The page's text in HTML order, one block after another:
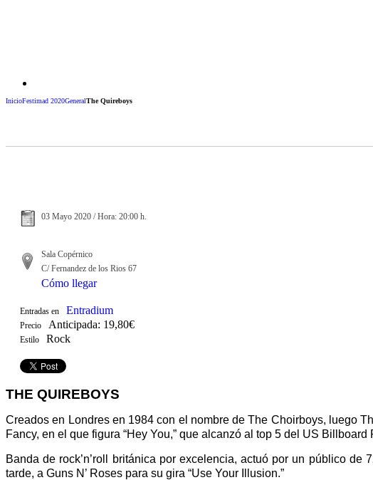
InicioFestimad 2020GeneralThe Quireboys
03 Mayo 2020 / Hora: 20:00 h.
Sala Copérnico
C/ Fernandez de los Rios 67
Cómo llegar
Entradas en Entradium
Precio Anticipada: 19,80€
Estilo Rock
THE QUIREBOYS
Creados en Londres en 1984 con el nombre de The Choirboys, luego
Fancy, en el que figura “Hey You,” que alcanzó al top 5 del US Billboard
Banda de rock’n’roll británica por excelencia, actuó por un público
tarde, a Guns N’ Roses para su gira “Use Your Illusion.”